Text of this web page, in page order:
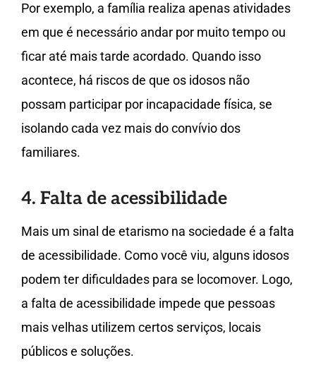
Por exemplo, a família realiza apenas atividades
em que é necessário andar por muito tempo ou
ficar até mais tarde acordado. Quando isso
acontece, há riscos de que os idosos não
possam participar por incapacidade física, se
isolando cada vez mais do convívio dos
familiares.
4. Falta de acessibilidade
Mais um sinal de etarismo na sociedade é a falta
de acessibilidade. Como você viu, alguns idosos
podem ter dificuldades para se locomover. Logo,
a falta de acessibilidade impede que pessoas
mais velhas utilizem certos serviços, locais
públicos e soluções.